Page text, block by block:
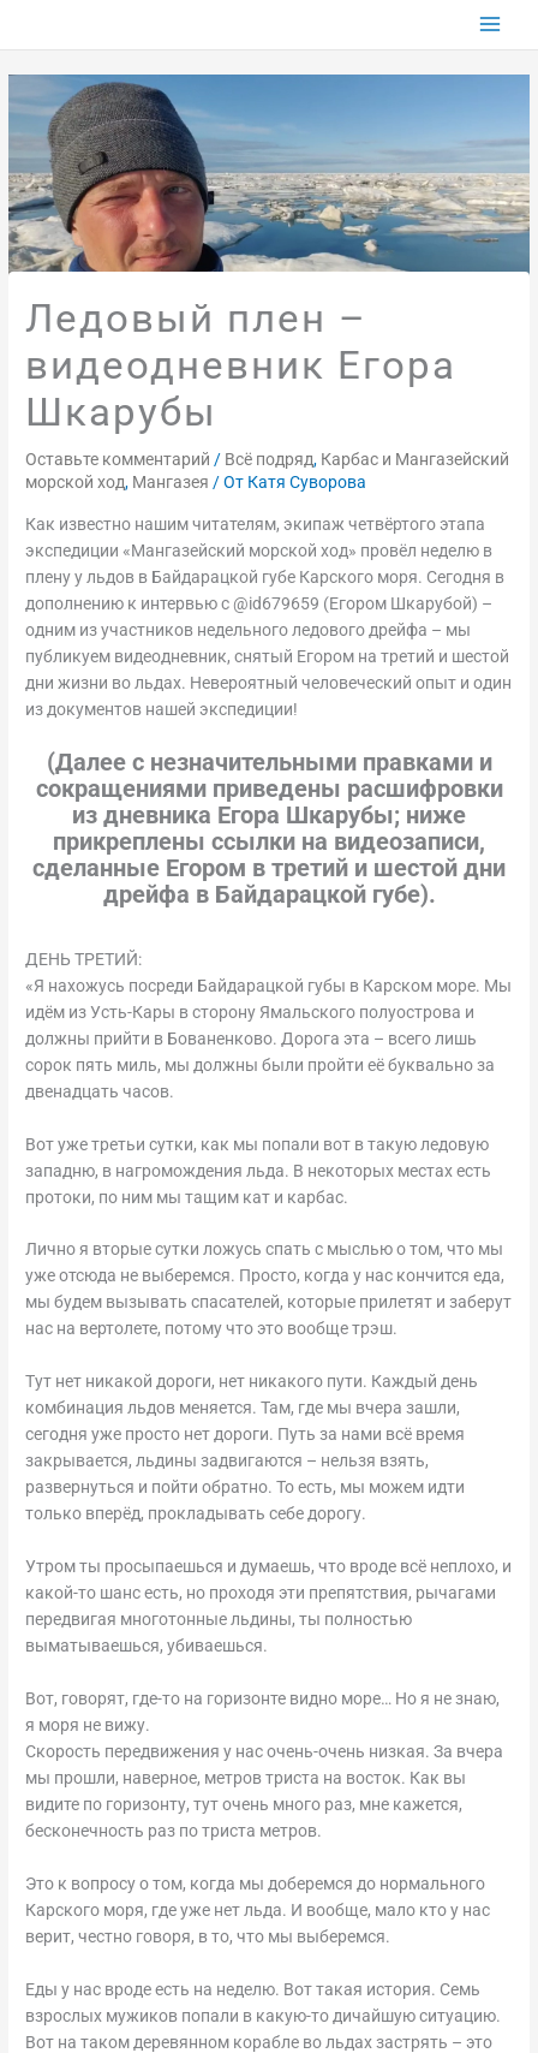
Ледовый плен –
видеодневник Егора
Шкарубы
Оставьте комментарий / Всё подряд, Карбас и Мангазейский
морской ход, Мангазея / От Катя Суворова
Как известно нашим читателям, экипаж четвёртого этапа
экспедиции «Мангазейский морской ход» провёл неделю в
плену у льдов в Байдарацкой губе Карского моря. Сегодня в
дополнению к интервью с @id679659 (Егором Шкарубой) –
одним из участников недельного ледового дрейфа – мы
публикуем видеодневник, снятый Егором на третий и шестой
дни жизни во льдах. Невероятный человеческий опыт и один
из документов нашей экспедиции!
(Далее с незначительными правками и
сокращениями приведены расшифровки
из дневника Егора Шкарубы; ниже
прикреплены ссылки на видеозаписи,
сделанные Егором в третий и шестой дни
дрейфа в Байдарацкой губе).
ДЕНЬ ТРЕТИЙ:
«Я нахожусь посреди Байдарацкой губы в Карском море. Мы
идём из Усть-Кары в сторону Ямальского полуострова и
должны прийти в Бованенково. Дорога эта – всего лишь
сорок пять миль, мы должны были пройти её буквально за
двенадцать часов.
Вот уже третьи сутки, как мы попали вот в такую ледовую
западню, в нагромождения льда. В некоторых местах есть
протоки, по ним мы тащим кат и карбас.
Лично я вторые сутки ложусь спать с мыслью о том, что мы
уже отсюда не выберемся. Просто, когда у нас кончится еда,
мы будем вызывать спасателей, которые прилетят и заберут
нас на вертолете, потому что это вообще трэш.
Тут нет никакой дороги, нет никакого пути. Каждый день
комбинация льдов меняется. Там, где мы вчера зашли,
сегодня уже просто нет дороги. Путь за нами всё время
закрывается, льдины задвигаются – нельзя взять,
развернуться и пойти обратно. То есть, мы можем идти
только вперёд, прокладывать себе дорогу.
Утром ты просыпаешься и думаешь, что вроде всё неплохо, и
какой-то шанс есть, но проходя эти препятствия, рычагами
передвигая многотонные льдины, ты полностью
выматываешься, убиваешься.
Вот, говорят, где-то на горизонте видно море… Но я не знаю,
я моря не вижу.
Скорость передвижения у нас очень-очень низкая. За вчера
мы прошли, наверное, метров триста на восток. Как вы
видите по горизонту, тут очень много раз, мне кажется,
бесконечность раз по триста метров.
Это к вопросу о том, когда мы доберемся до нормального
Карского моря, где уже нет льда. И вообще, мало кто у нас
верит, честно говоря, в то, что мы выберемся.
Еды у нас вроде есть на неделю. Вот такая история. Семь
взрослых мужиков попали в какую-то дичайшую ситуацию.
Вот на таком деревянном корабле во льдах застрять – это